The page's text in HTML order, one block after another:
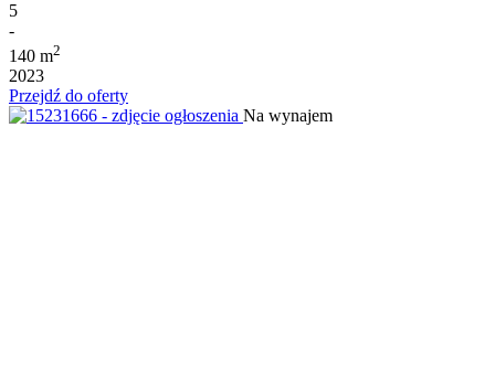
5
-
140 m2
2023
Przejdź do oferty
Na wynajem